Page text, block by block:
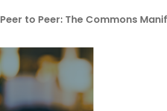
Peer to Peer: The Commons